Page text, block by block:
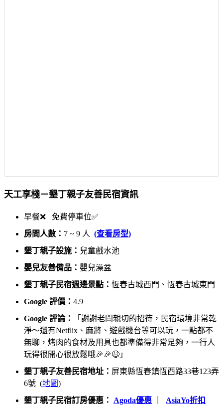
天工享棧－墾丁親子友善民宿資訊
早餐❌ 免費停車位✅
房間人數： 7 ~ 9 人 (查看房型)
墾丁親子設施： 兒童戲水池
嬰兒友善備品： 嬰兒澡盆
墾丁親子民宿週邊景點： 恆春古城西門、恆春古城東門
Google 評價： 4.9
Google 評論：
「謝謝老闆親切的招待，民宿環境非常乾
淨～還有Netflix、麻將、遊戲機台等可以玩，一點都不
無聊，烤肉的食材及用具也都準備得非常足夠，一行人
玩得很開心很放鬆哦🎉🎉😆」
墾丁親子友善民宿地址： 屏東縣恆春鎮恆西路33巷123弄
6號 (地圖)
墾丁親子民宿訂房優惠：
Agoda優惠 AsiaYo折扣